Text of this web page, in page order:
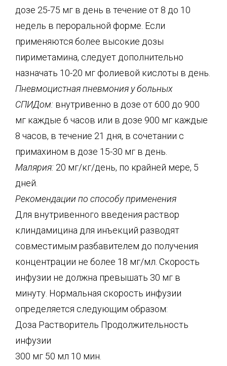
дозе 25-75 мг в день в течение от 8 до 10
недель в пероральной форме. Если
применяются более высокие дозы
пириметамина, следует дополнительно
назначать 10-20 мг фолиевой кислоты в день.
Пневмоцистная пневмония у больных
СПИДом: внутривенно в дозе от 600 до 900
мг каждые 6 часов или в дозе 900 мг каждые
8 часов, в течение 21 дня, в сочетании с
примахином в дозе 15-30 мг в день.
Малярия: 20 мг/кг/день, по крайней мере, 5
дней.
Рекомендации по способу применения
Для внутривенного введения раствор
клиндамицина для инъекций разводят
совместимым разбавителем до получения
концентрации не более 18 мг/мл. Скорость
инфузии не должна превышать 30 мг в
минуту. Нормальная скорость инфузии
определяется следующим образом:
Доза Растворитель Продолжительность
инфузии
300 мг 50 мл 10 мин.